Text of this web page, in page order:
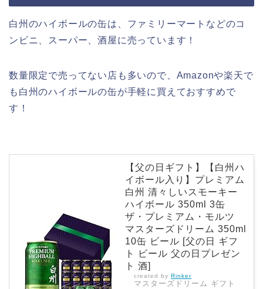
白州のハイボールの缶は、ファミリーマートなどのコ
ンビニ、スーパー、酒屋に売っています！
数量限定で売ってない店も多いので、Amazonや楽天で
も白州のハイボールの缶が手軽に買えておすすめで
す！
【父の日ギフト】【白州ハ
イボール入り】プレミアム
白州 清々しいスモーキー
ハイボール 350ml 3缶
ザ・プレミアム・モルツ
マスターズドリーム 350ml
10缶 ビール [父の日 ギフ
ト ビール 父の日プレゼン
ト 酒]
created by Rinker
マスターズドリーム ギフト